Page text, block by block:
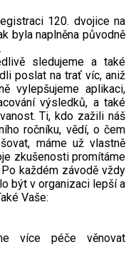
120. dvojice na
byla naplněna původně
sledujeme a také
poslat na trať víc, aniž
vylepšujeme aplikaci,
výsledků, a také
Ti, kdo zažili náš
ročníku, vědí, o čem
máme už vlastně
zkušenosti promítáme
každém závodě vždy
být v organizaci lepší a
Vaše:
více péče věnovat